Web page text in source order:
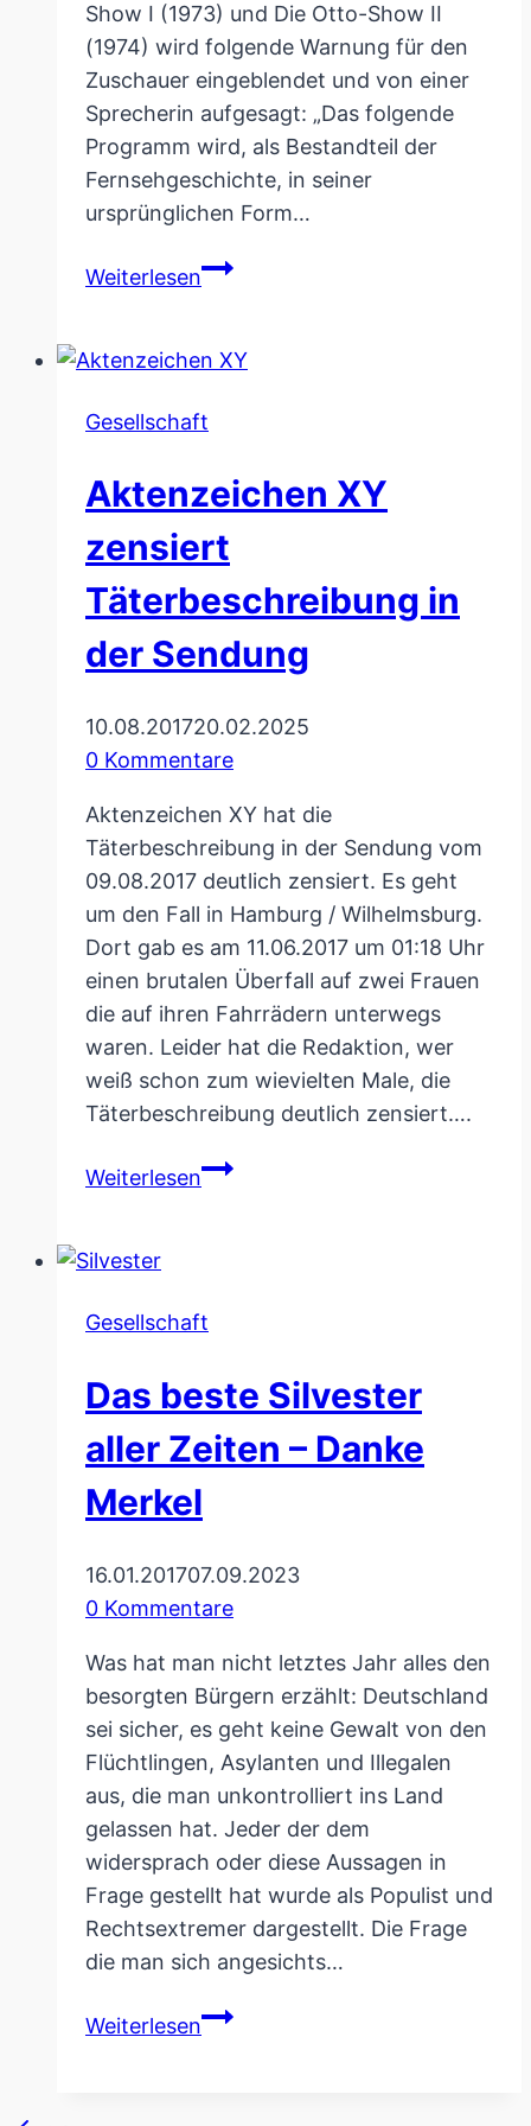
Show I (1973) und Die Otto-Show II
(1974) wird folgende Warnung für den
Zuschauer eingeblendet und von einer
Sprecherin aufgesagt: „Das folgende
Programm wird, als Bestandteil der
Fernsehgeschichte, in seiner
ursprünglichen Form…
WeiterlesenWDR
bei
von
Waalkes
Gesellschaft
Aktenzeichen XY
zensiert
Täterbeschreibung in
der Sendung
10.08.201720.02.2025
0 Kommentare
Aktenzeichen XY hat die
Täterbeschreibung in der Sendung vom
09.08.2017 deutlich zensiert. Es geht
um den Fall in Hamburg / Wilhelmsburg.
Dort gab es am 11.06.2017 um 01:18 Uhr
einen brutalen Überfall auf zwei Frauen
die auf ihren Fahrrädern unterwegs
waren. Leider hat die Redaktion, wer
weiß schon zum wievielten Male, die
Täterbeschreibung deutlich zensiert….
WeiterlesenAktenzeichen
der
Gesellschaft
Das beste Silvester
aller Zeiten – Danke
Merkel
16.01.201707.09.2023
0 Kommentare
Was hat man nicht letztes Jahr alles den
besorgten Bürgern erzählt: Deutschland
sei sicher, es geht keine Gewalt von den
Flüchtlingen, Asylanten und Illegalen
aus, die man unkontrolliert ins Land
gelassen hat. Jeder der dem
widersprach oder diese Aussagen in
Frage gestellt hat wurde als Populist und
Rechtsextremer dargestellt. Die Frage
die man sich angesichts…
WeiterlesenDas